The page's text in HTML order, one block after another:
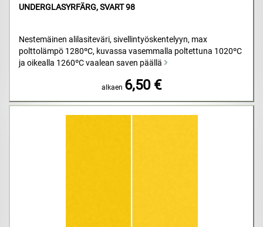
UNDERGLASYRFÄRG, SVART 98
Nestemäinen alilasiteväri, sivellintyöskentelyyn, max
polttolämpö 1280ºC, kuvassa vasemmalla poltettuna 1020ºC
ja oikealla 1260ºC vaalean saven päällä
alkaen 6,50 €